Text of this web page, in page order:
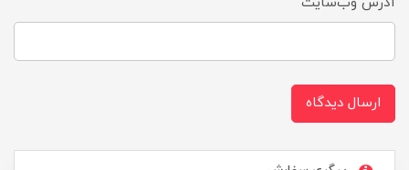
ارسال دیدگاه